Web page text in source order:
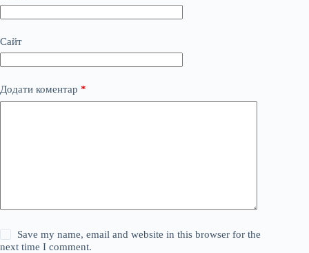
Сайт
Додати коментар *
Save my name, email and website in this browser for the
next time I comment.